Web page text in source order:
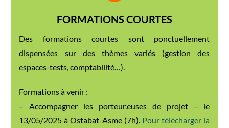
FORMATIONS COURTES
Des formations courtes sont ponctuellement
dispensées sur des thèmes variés (gestion des
espaces-tests, comptabilité…).
Formations à venir :
– Accompagner les porteur.euses de projet – le
13/05/2025 à Ostabat-Asme (7h). Pour télécharger la